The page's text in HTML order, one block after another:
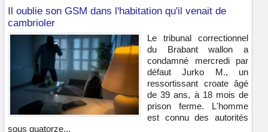
Il oublie son GSM dans l'habitation qu'il venait de
cambrioler
Le tribunal correctionnel
du Brabant wallon a
condamné mercredi par
défaut Jurko M., un
ressortissant croate âgé
de 39 ans, à 18 mois de
prison ferme. L'homme
est connu des autorités
sous quatorze...